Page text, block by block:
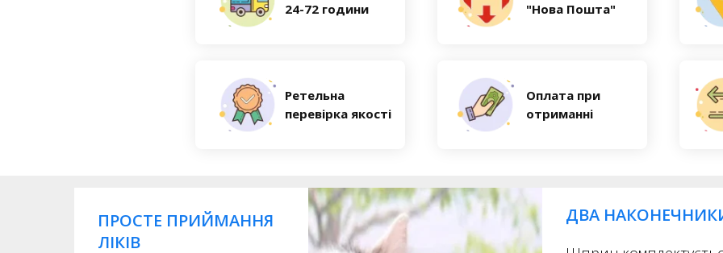
Оплата при
отриманні
Ретельна
перевірка якості
24-72 години
"Нова Пошта"
ПРОСТЕ ПРИЙМАННЯ
ЛІКІВ
ДВА